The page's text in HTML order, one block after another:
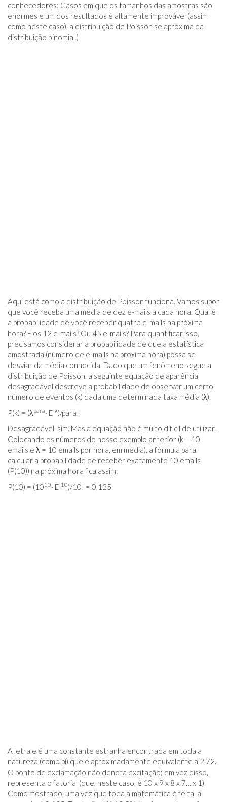
conhecedores: Casos em que os tamanhos das amostras são
enormes e um dos resultados é altamente improvável (assim
como neste caso), a distribuição de Poisson se aproxima da
distribuição binomial.)
Aqui está como a distribuição de Poisson funciona. Vamos supor
que você receba uma média de dez e-mails a cada hora. Qual é
a probabilidade de você receber quatro e-mails na próxima
hora? E os 12 e-mails? Ou 45 e-mails? Para quantificar isso,
precisamos considerar a probabilidade de que a estatística
amostrada (número de e-mails na próxima hora) possa se
desviar da média conhecida. Dado que um fenômeno segue a
distribuição de Poisson, a seguinte equação de aparência
desagradável descreve a probabilidade de observar um certo
número de eventos (k) dada uma determinada taxa média (λ).
P(k) = (λpara· E-λ)/para!
Desagradável, sim. Mas a equação não é muito difícil de utilizar.
Colocando os números do nosso exemplo anterior (k = 10
emails e λ = 10 emails por hora, em média), a fórmula para
calcular a probabilidade de receber exatamente 10 emails
(P(10)) na próxima hora fica assim:
P(10) = (1010· E-10)/10! = 0,125
A letra e é uma constante estranha encontrada em toda a
natureza (como pi) que é aproximadamente equivalente a 2,72.
O ponto de exclamação não denota excitação; em vez disso,
representa o fatorial (que, neste caso, é 10 x 9 x 8 x 7… x 1).
Como mostrado, uma vez que toda a matemática é feita, a